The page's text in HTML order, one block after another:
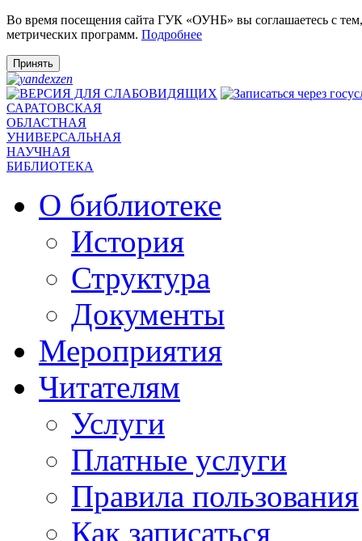
Во время посещения сайта ГУК «ОУНБ» вы соглашаетесь с
метрических программ. Подробнее
Принять
САРАТОВСКАЯ
ОБЛАСТНАЯ
УНИВЕРСАЛЬНАЯ
НАУЧНАЯ
БИБЛИОТЕКА
О библиотеке
История
Структура
Документы
Мероприятия
Читателям
Услуги
Платные услуги
Правила пользования
Как записаться